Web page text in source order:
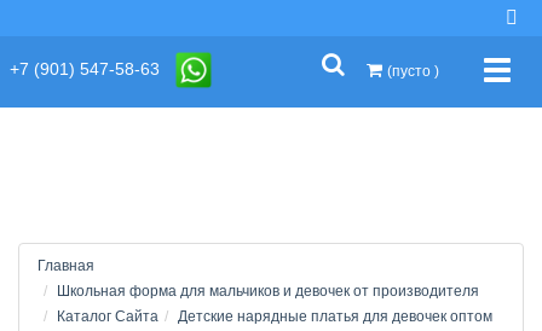
+7 (901) 547-58-63 (пусто )
Главная
Школьная форма для мальчиков и девочек от производителя
Каталог Сайта
Детские нарядные платья для девочек оптом